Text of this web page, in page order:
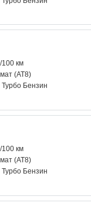
100 км
(AT8)
Турбо Бензин
100 км
(AT8)
Турбо Бензин